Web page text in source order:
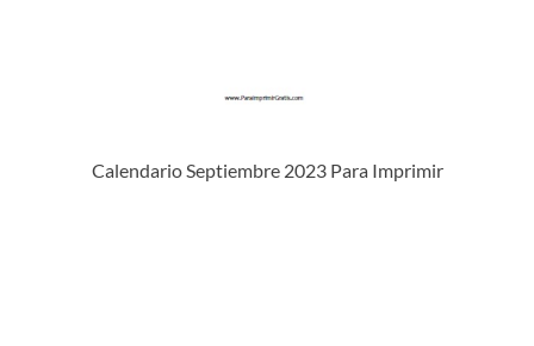
Calendario Septiembre 2023 Para Imprimir